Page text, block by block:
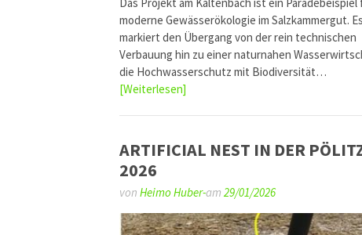
moderne Gewässerökologie im Salzkammergut. Es
markiert den Übergang von der rein technischen
Verbauung hin zu einer naturnahen
die Hochwasserschutz mit Biodiversität…
[Weiterlesen]
ARTIFICIAL NEST IN DER
2026
von Heimo Huber-am 29/01/2026